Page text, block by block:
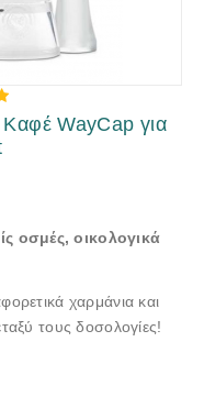
WayCap για
οσμές, οικολογικά
χαρμάνια και
τους δοσολογίες!